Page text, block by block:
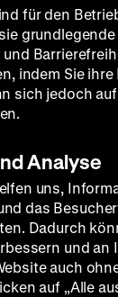
für den
indem Sie
sich jedoch
Analyse
uns,
das
Dadurch
und an
auch
auf „Alle